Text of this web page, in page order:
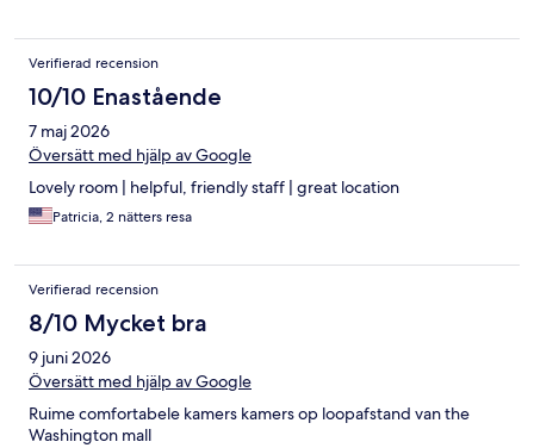
Verifierad recension
10/10 Enastående
7 maj 2026
Översätt med hjälp av Google
Lovely room | helpful, friendly staff | great location
Patricia, 2 nätters resa
Verifierad recension
8/10 Mycket bra
9 juni 2026
Översätt med hjälp av Google
Ruime comfortabele kamers kamers op loopafstand van the
Washington mall